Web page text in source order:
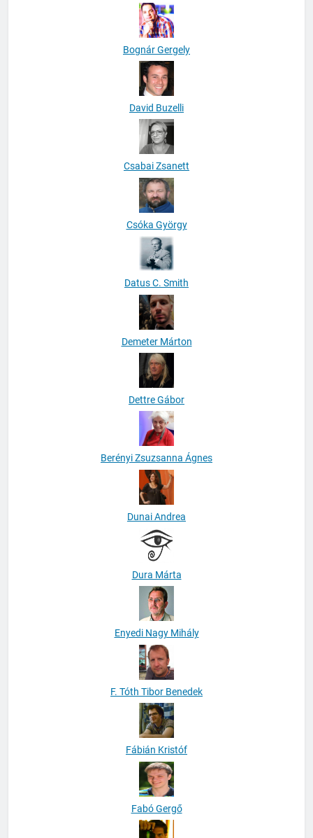
Bognár Gergely
David Buzelli
Csabai Zsanett
Csóka György
Datus C. Smith
Demeter Márton
Dettre Gábor
Berényi Zsuzsanna Ágnes
Dunai Andrea
Dura Márta
Enyedi Nagy Mihály
F. Tóth Tibor Benedek
Fábián Kristóf
Fabó Gergő